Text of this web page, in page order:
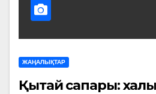
ЖАҢАЛЫҚТАР
Қытай сапары: